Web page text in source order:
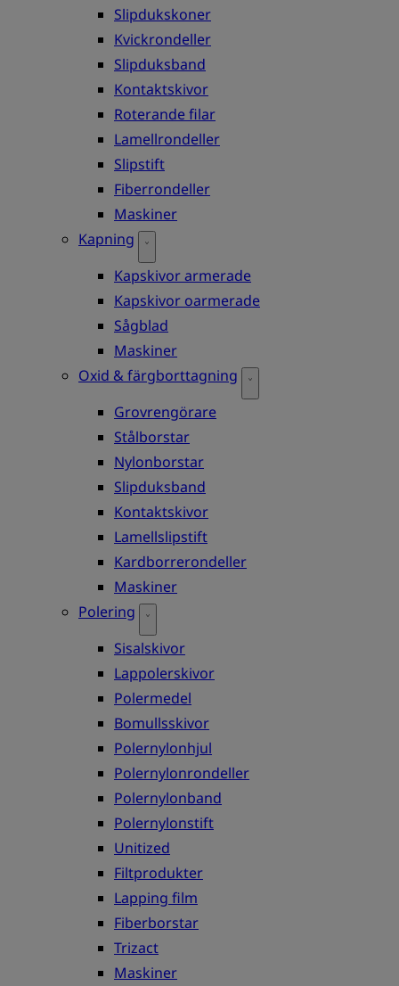
Slipdukskoner
Kvickrondeller
Slipduksband
Kontaktskivor
Roterande filar
Lamellrondeller
Slipstift
Fiberrondeller
Maskiner
Kapning
Kapskivor armerade
Kapskivor oarmerade
Sågblad
Maskiner
Oxid & färgborttagning
Grovrengörare
Stålborstar
Nylonborstar
Slipduksband
Kontaktskivor
Lamellslipstift
Kardborrerondeller
Maskiner
Polering
Sisalskivor
Lappolerskivor
Polermedel
Bomullsskivor
Polernylonhjul
Polernylonrondeller
Polernylonband
Polernylonstift
Unitized
Filtprodukter
Lapping film
Fiberborstar
Trizact
Maskiner